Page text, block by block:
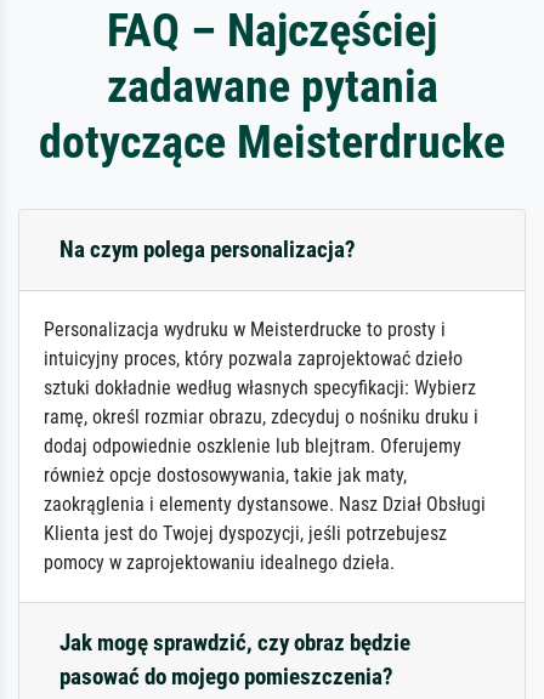
FAQ – Najczęściej
zadawane pytania
dotyczące Meisterdrucke
Na czym polega personalizacja?
Personalizacja wydruku w Meisterdrucke to prosty i
intuicyjny proces, który pozwala zaprojektować dzieło
sztuki dokładnie według własnych specyfikacji: Wybierz
ramę, określ rozmiar obrazu, zdecyduj o nośniku druku i
dodaj odpowiednie oszklenie lub blejtram. Oferujemy
również opcje dostosowywania, takie jak maty,
zaokrąglenia i elementy dystansowe. Nasz Dział Obsługi
Klienta jest do Twojej dyspozycji, jeśli potrzebujesz
pomocy w zaprojektowaniu idealnego dzieła.
Jak mogę sprawdzić, czy obraz będzie
pasować do mojego pomieszczenia?